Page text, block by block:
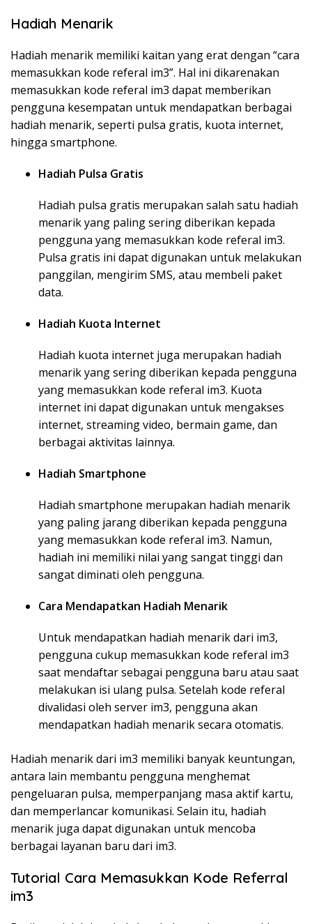
Hadiah Menarik
Hadiah menarik memiliki kaitan yang erat dengan “cara
memasukkan kode referal im3”. Hal ini dikarenakan
memasukkan kode referal im3 dapat memberikan
pengguna kesempatan untuk mendapatkan berbagai
hadiah menarik, seperti pulsa gratis, kuota internet,
hingga smartphone.
Hadiah Pulsa Gratis
Hadiah pulsa gratis merupakan salah satu hadiah
menarik yang paling sering diberikan kepada
pengguna yang memasukkan kode referal im3.
Pulsa gratis ini dapat digunakan untuk melakukan
panggilan, mengirim SMS, atau membeli paket
data.
Hadiah Kuota Internet
Hadiah kuota internet juga merupakan hadiah
menarik yang sering diberikan kepada pengguna
yang memasukkan kode referal im3. Kuota
internet ini dapat digunakan untuk mengakses
internet, streaming video, bermain game, dan
berbagai aktivitas lainnya.
Hadiah Smartphone
Hadiah smartphone merupakan hadiah menarik
yang paling jarang diberikan kepada pengguna
yang memasukkan kode referal im3. Namun,
hadiah ini memiliki nilai yang sangat tinggi dan
sangat diminati oleh pengguna.
Cara Mendapatkan Hadiah Menarik
Untuk mendapatkan hadiah menarik dari im3,
pengguna cukup memasukkan kode referal im3
saat mendaftar sebagai pengguna baru atau saat
melakukan isi ulang pulsa. Setelah kode referal
divalidasi oleh server im3, pengguna akan
mendapatkan hadiah menarik secara otomatis.
Hadiah menarik dari im3 memiliki banyak keuntungan,
antara lain membantu pengguna menghemat
pengeluaran pulsa, memperpanjang masa aktif kartu,
dan memperlancar komunikasi. Selain itu, hadiah
menarik juga dapat digunakan untuk mencoba
berbagai layanan baru dari im3.
Tutorial Cara Memasukkan Kode Referral
im3